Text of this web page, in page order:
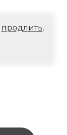
продлить.